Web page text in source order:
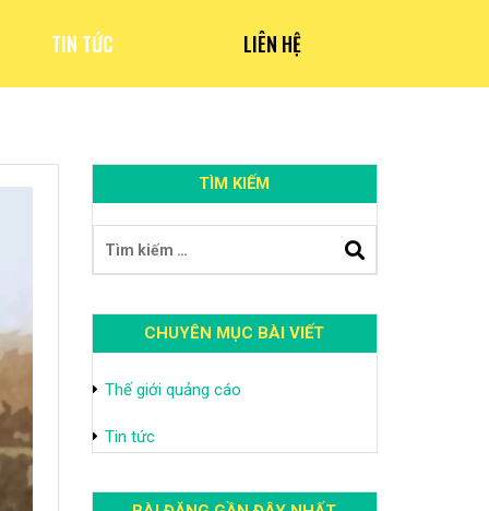
TIN TỨC LIÊN HỆ
TÌM KIẾM
CHUYÊN MỤC BÀI VIẾT
Thế giới quảng cáo
Tin tức